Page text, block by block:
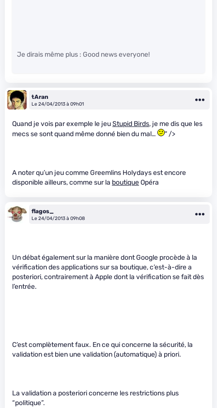
Je dirais même plus : Good news everyone!
tAran
Le 24/04/2013 à 09h01
Quand je vois par exemple le jeuStupid Birds, je me dis que les
mecs se sont quand même donné bien du mal…
" />
A noter qu’un jeu comme Greemlins Holydays est encore
disponible ailleurs, comme sur la boutiqueOpéra
flagos_
Le 24/04/2013 à 09h08
Un débat également sur la manière dont Google procède à la
vérification des applications sur sa boutique, c’est-à-dire a
posteriori, contrairement à Apple dont la vérification se fait dès
l’entrée.
C’est complètement faux. En ce qui concerne la sécurité, la
validation est bien une validation (automatique) à priori.
La validation a posteriori concerne les restrictions plus
“politique”.